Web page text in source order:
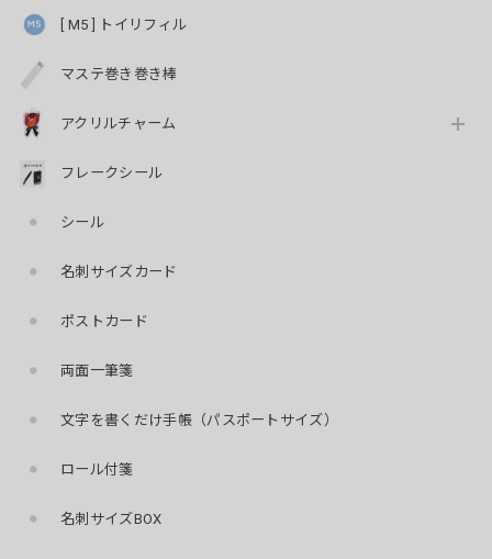
[ M5 ] トイリフィル
マステ巻き巻き棒
アクリルチャーム
フレークシール
シール
名刺サイズカード
ポストカード
両面一筆箋
文字を書くだけ手帳（パスポートサイズ）
ロール付箋
名刺サイズBOX